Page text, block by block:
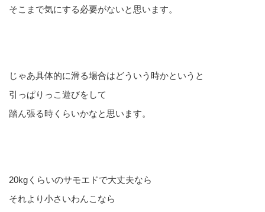
そこまで気にする必要がないと思います。
じゃあ具体的に滑る場合はどういう時かというと
引っぱりっこ遊びをして
踏ん張る時くらいかなと思います。
20kgくらいのサモエドで大丈夫なら
それより小さいわんこなら